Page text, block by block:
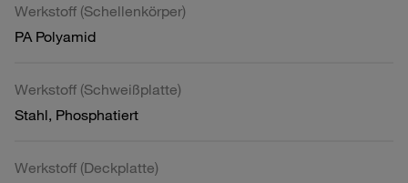
Werkstoff (Schellenkörper)
PA Polyamid
Werkstoff (Schweißplatte)
Stahl, Phosphatiert
Werkstoff (Deckplatte)